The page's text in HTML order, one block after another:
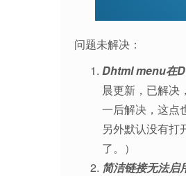
问题未解决：
Dhtml menu在
晨更新，已解决
一后解决，这点
另外默认没有打
了。）
简洁链接无法启